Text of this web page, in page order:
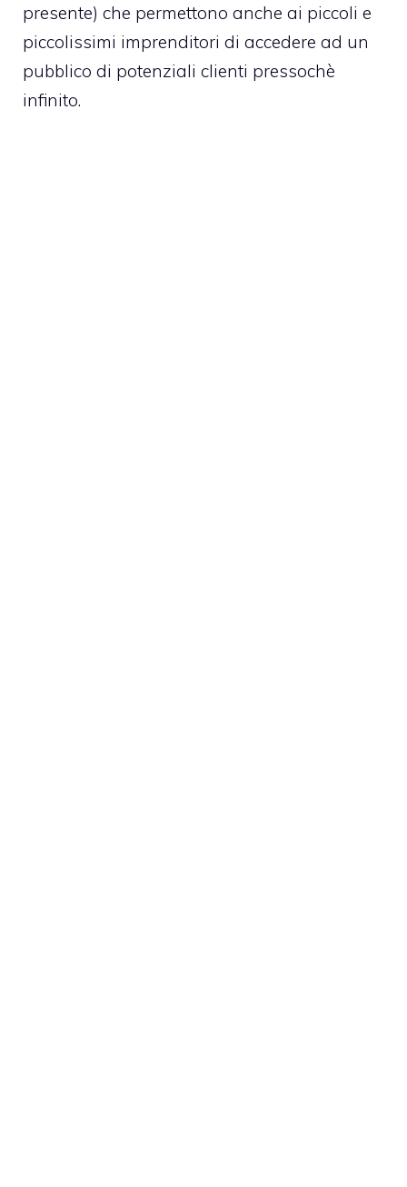
presente) che permettono anche ai piccoli e
piccolissimi imprenditori di accedere ad un
pubblico di potenziali clienti pressochè
infinito.